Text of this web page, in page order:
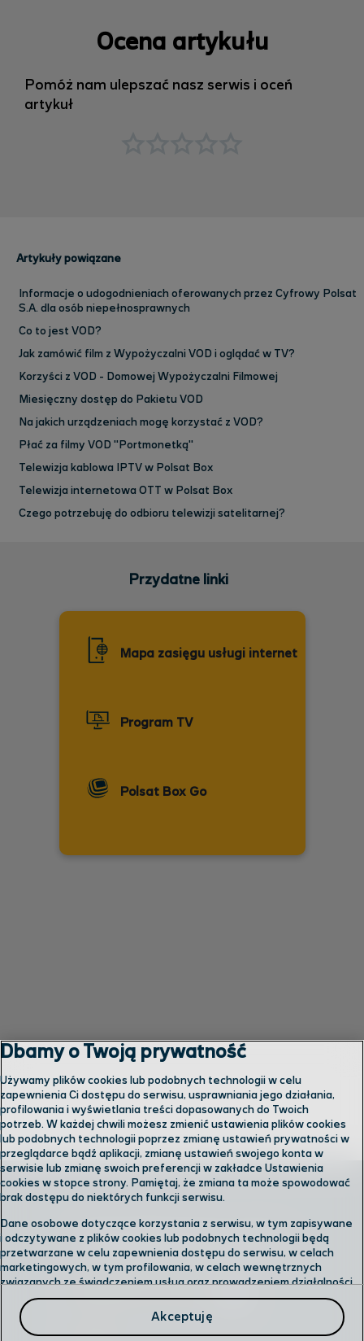
Ocena artykułu
Pomóż nam ulepszać nasz serwis i oceń
artykuł
Artykuły powiązane
Informacje o udogodnieniach oferowanych przez Cyfrowy Polsat
S.A. dla osób niepełnosprawnych
Co to jest VOD?
Jak zamówić film z Wypożyczalni VOD i oglądać w TV?
Korzyści z VOD - Domowej Wypożyczalni Filmowej
Miesięczny dostęp do Pakietu VOD
Na jakich urządzeniach mogę korzystać z VOD?
Płać za filmy VOD "Portmonetką"
Telewizja kablowa IPTV w Polsat Box
Telewizja internetowa OTT w Polsat Box
Czego potrzebuję do odbioru telewizji satelitarnej?
Przydatne linki
Mapa zasięgu usługi internet
Program TV
Polsat Box Go
Skontaktuj się z nami
Odwiedź nas w salonie
Dbamy o Twoją prywatność
Używamy plików cookies lub podobnych technologii w celu
zapewnienia Ci dostępu do serwisu, usprawniania jego działania,
profilowania i wyświetlania treści dopasowanych do Twoich
potrzeb. W każdej chwili możesz zmienić ustawienia plików cookies
lub podobnych technologii poprzez zmianę ustawień prywatności w
przeglądarce bądź aplikacji, zmianę ustawień swojego konta w
serwisie lub zmianę swoich preferencji w zakładce Ustawienia
cookies w stopce strony. Pamiętaj, że zmiana ta może spowodować
brak dostępu do niektórych funkcji serwisu.
Dane osobowe dotyczące korzystania z serwisu, w tym zapisywane
i odczytywane z plików cookies lub podobnych technologii będą
przetwarzane w celu zapewnienia dostępu do serwisu, w celach
marketingowych, w tym profilowania, w celach wewnętrznych
związanych ze świadczeniem usług oraz prowadzeniem działalności
gospodarczej, w tym dowodowych, analitycznych i statystycznych,
wykrywania i eliminowania nadużyć oraz w celu wykonywania
obowiązków wynikających z przepisów prawa. Administratorem
Akceptuję